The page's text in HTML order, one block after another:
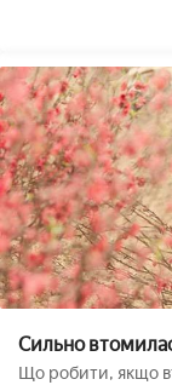
Сильно
Що робити, якщо